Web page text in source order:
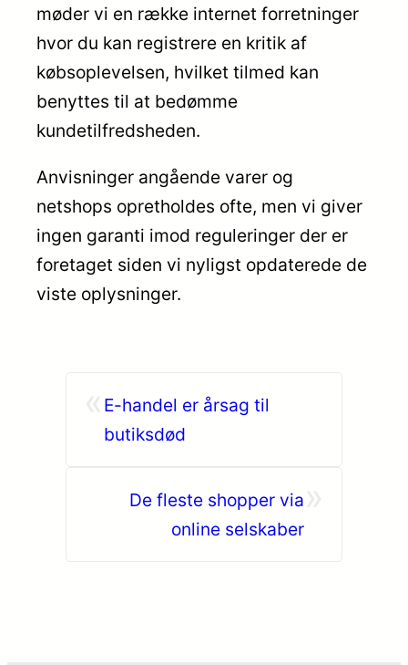
møder vi en række internet forretninger
hvor du kan registrere en kritik af
købsoplevelsen, hvilket tilmed kan
benyttes til at bedømme
kundetilfredsheden.
Anvisninger angående varer og
netshops opretholdes ofte, men vi giver
ingen garanti imod reguleringer der er
foretaget siden vi nyligst opdaterede de
viste oplysninger.
E-handel er årsag til
butiksdød
De fleste shopper via
online selskaber